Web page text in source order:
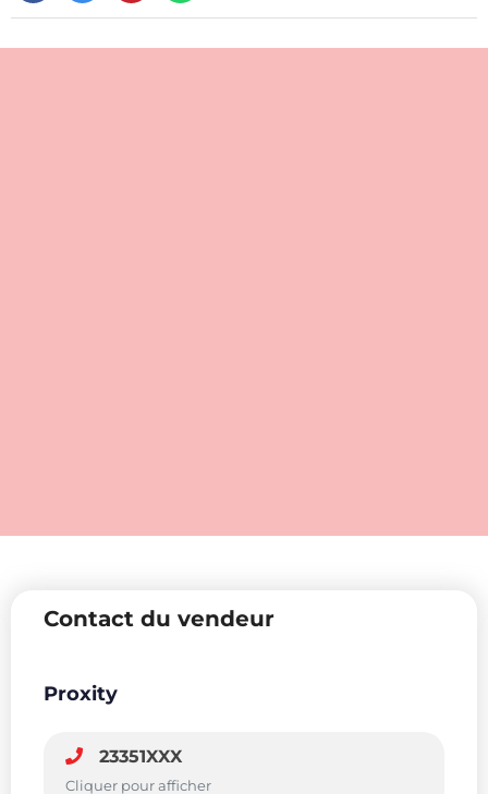
Contact du vendeur
Proxity
23351XXX
Cliquer pour afficher